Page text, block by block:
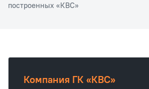
построенных «КВС»
Компания ГК «КВС»